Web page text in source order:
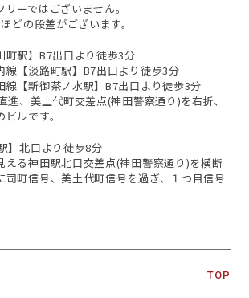
ーではございません。
どの段差がございます。
駅】B7出口より徒歩3分
【淡路町駅】B7出口より徒歩3分
【新御茶ノ水駅】B7出口より徒歩3分
進、美土代町交差点(神田警察通り)を右折、
ルです。
】北口より徒歩8分
える神田駅北口交差点(神田警察通り)を横断
司町信号、美土代町信号を過ぎ、１つ目信号
TOP